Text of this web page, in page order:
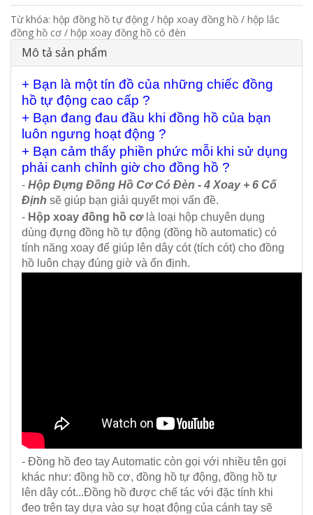
Từ khóa: hộp đồng hồ tự động / hộp xoay đồng hồ / hộp lắc
đồng hồ cơ / hộp xoay đồng hồ có đèn
Mô tả sản phẩm
+ Bạn là một tín đồ của những chiếc đồng
hồ tự động cao cấp ?
+ Bạn đang đau đầu khi đồng hồ của bạn
luôn ngưng hoạt động ?
+ Bạn cảm thấy phiền phức mỗi khi sử dụng
phải canh chỉnh giờ cho đồng hồ ?
- Hộp Đựng Đồng Hồ Cơ Có Đèn - 4 Xoay + 6 Cố
Định sẽ giúp bạn giải quyết mọi vấn đề.
- Hộp xoay đồng hồ cơlà loại hộp chuyên dụng
dùng đựng đồng hồ tự động (đồng hồ automatic) có
tính năng xoay để giúp lên dây cót (tích cót) cho đồng
hồ luôn chạy đúng giờ và ổn định.
- Đồng hồ đeo tay Automatic còn gọi với nhiều tên gọi
khác như: đồng hồ cơ, đồng hồ tự động, đồng hồ tự
lên dây cót...Đồng hồ được chế tác với đặc tính khi
đeo trên tay dựa vào sự hoạt động của cánh tay sẽ